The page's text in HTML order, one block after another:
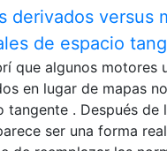
derivados versus
de espacio
que algunos motores
en lugar de mapas
tangente . Después de
ser una forma